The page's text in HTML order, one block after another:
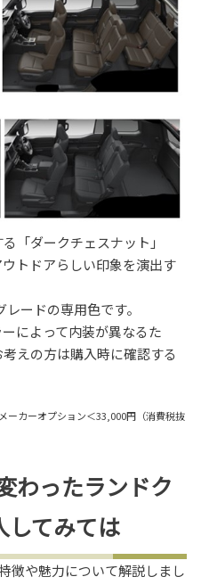
「ダークチェスナット」
トドアらしい印象を演出す
ードの専用色です。
によって内装が異なるた
えの方は購入時に確認する
ーカーオプション＜33,000円（消費税抜
わったランドク
してみては
徴や魅力について解説しまし